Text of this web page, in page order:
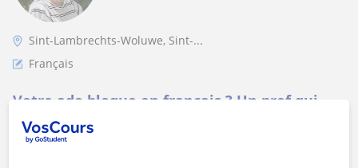
Sint-Lambrechts-Woluwe, Sint-...
Français
Votre ado bloque en français ? Un prof qui
comprend ça de l'intérieur
Votre enfant évite le français. Ou travaille sans que ça